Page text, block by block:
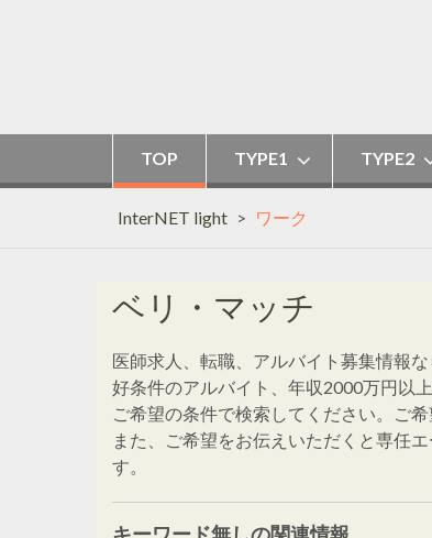
TOP TYPE1 TYPE2
InterNET light > ワーク
ベリ・マッチ
医師求人、転職、アルバイト募集情報
好条件のアルバイト、年収2000万円以
ご希望の条件で検索してください。ご
また、ご希望をお伝えいただくと専任
す。